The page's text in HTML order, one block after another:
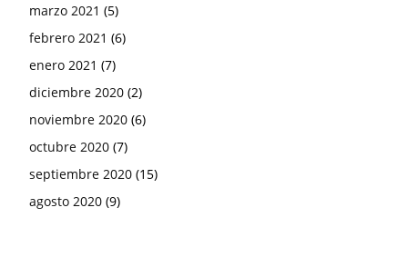
marzo 2021 (5)
febrero 2021 (6)
enero 2021 (7)
diciembre 2020 (2)
noviembre 2020 (6)
octubre 2020 (7)
septiembre 2020 (15)
agosto 2020 (9)